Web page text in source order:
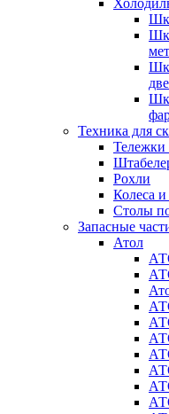
Техника для
Тележки
Рохли
Колеса
Столы
Запасные
Атол